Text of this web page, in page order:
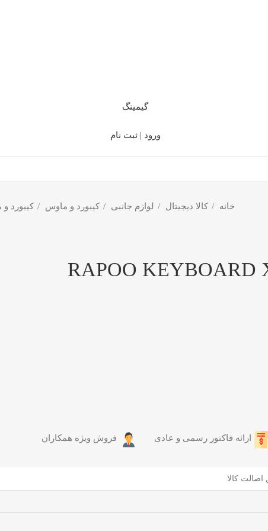
گیمینگ
ورود | ثبت نام
خانه کالا دیجیتال لوازم جانبی کیبورد و ماوس کیبورد
ارائه فاکتور رسمی و عادی فروش ویژه همکاران